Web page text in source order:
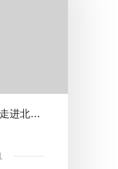
北理工法学院调研之走进北京外国语大学